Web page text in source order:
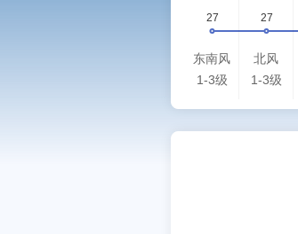
东南风
1-3级
北风
1-3级